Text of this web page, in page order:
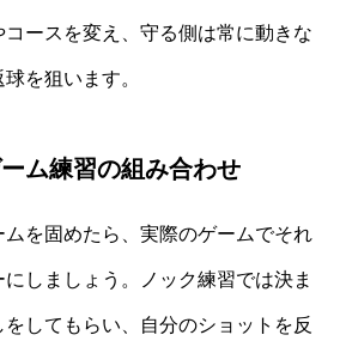
ースを変え、守る側は常に動きな
を狙います。
ム練習の組み合わせ
ムを固めたら、実際のゲームでそれ
しましょう。ノック練習では決ま
してもらい、自分のショットを反